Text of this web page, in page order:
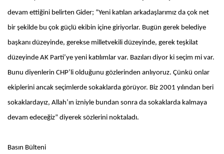
devam ettiğini belirten Gider; “Yeni katılan arkadaşlarımız da çok net
bir şekilde bu çok güçlü ekibin içine giriyorlar. Bugün gerek belediye
başkanı düzeyinde, gerekse milletvekili düzeyinde, gerek teşkilat
düzeyinde AK Parti’ye yeni katılımlar var. Bazıları diyor ki seçim mi var.
Bunu diyenlerin CHP’li olduğunu gözlerinden anlıyoruz. Çünkü onlar
ekiplerini ancak seçimlerde sokaklarda görüyor. Biz 2001 yılından beri
sokaklardayız, Allah’ın izniyle bundan sonra da sokaklarda kalmaya
devam edeceğiz” diyerek sözlerini noktaladı.
Basın Bülteni